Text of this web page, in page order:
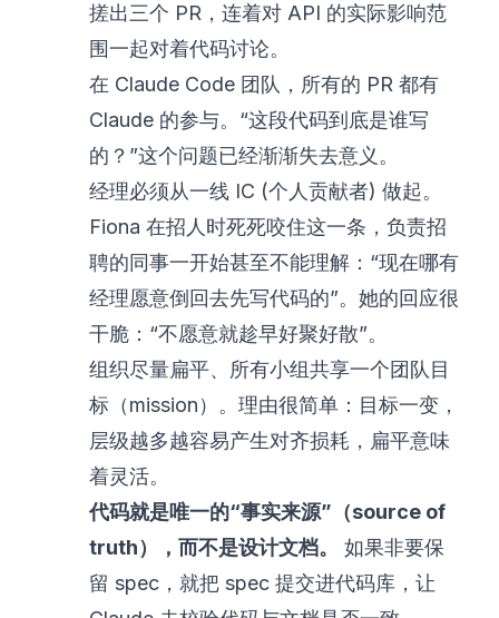
搓出三个 PR，连着对 API 的实际影响范
围一起对着代码讨论。
在 Claude Code 团队，所有的 PR 都有
Claude 的参与。“这段代码到底是谁写
的？”这个问题已经渐渐失去意义。
经理必须从一线 IC (个人贡献者) 做起。
Fiona 在招人时死死咬住这一条，负责招
聘的同事一开始甚至不能理解：“现在哪有
经理愿意倒回去先写代码的”。她的回应很
干脆：“不愿意就趁早好聚好散”。
组织尽量扁平、所有小组共享一个团队目
标（mission）。理由很简单：目标一变，
层级越多越容易产生对齐损耗，扁平意味
着灵活。
代码就是唯一的“事实来源”（source of
truth），而不是设计文档。
如果非要保
留 spec，就把 spec 提交进代码库，让